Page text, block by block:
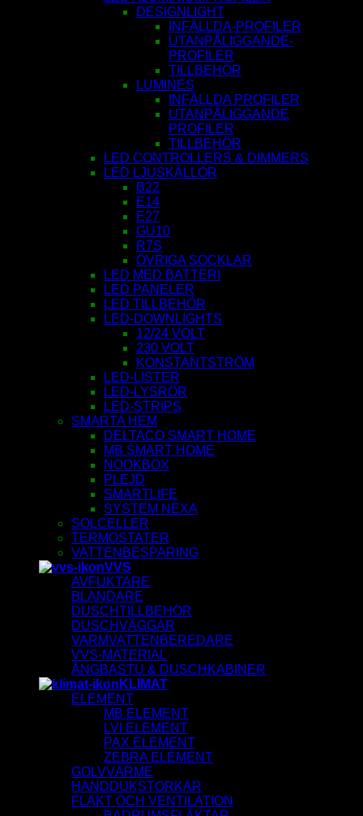
DESIGNLIGHT
INFÄLLDA-PROFILER
UTANPÅLIGGANDE-
PROFILER
TILLBEHÖR
LUMINES
INFÄLLDA PROFILER
UTANPÅLIGGANDE
PROFILER
TILLBEHÖR
LED CONTROLLERS & DIMMERS
LED LJUSKÄLLOR
B22
E14
E27
GU10
R7S
ÖVRIGA SOCKLAR
LED MED BATTERI
LED PANELER
LED TILLBEHÖR
LED-DOWNLIGHTS
12/24 VOLT
230 VOLT
KONSTANTSTRÖM
LED-LISTER
LED-LYSRÖR
LED-STRIPS
SMARTA HEM
DELTACO SMART HOME
MB SMART HOME
NOOKBOX
PLEJD
SMARTLIFE
SYSTEM NEXA
SOLCELLER
TERMOSTATER
VATTENBESPARING
VVS
AVFUKTARE
BLANDARE
DUSCHTILLBEHÖR
DUSCHVÄGGAR
VARMVATTENBEREDARE
VVS-MATERIAL
ÅNGBASTU & DUSCHKABINER
KLIMAT
ELEMENT
MB ELEMENT
LVI ELEMENT
PAX ELEMENT
ZEBRA ELEMENT
GOLVVÄRME
HANDDUKSTORKAR
FLÄKT OCH VENTILATION